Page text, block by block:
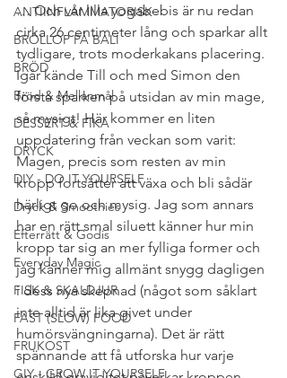
ANTIINFLAMMATORISK
BRÖLLOP PÅ BALI
BRÖD
Bröd & Mellanmål
DESSERT & FIKA
DRYCK
DIY - DO IT YOURSELF
Dryck & Smoothies
Efterrätt & Godis
Everyday Magic
FISK & SKALDJUR
FAST (SLOW) FOOD
FRUKOST
GIY - GROW IT YOURSELF
… Och vår lilla yogabebis är nu redan
cirka 26 centimeter lång och sparkar allt
tydligare, trots moderkakans placering.
Igår kände Till och med Simon den
första sparken på utsidan av min mage,
så mysigt! Här kommer en liten
uppdatering från veckan som varit:
Magen, precis som resten av min
kropp fortsätter att växa och bli sådär
härligt go och mysig. Jag som annars
har en rätt smal siluett känner hur min
kropp tar sig an mer fylliga former och
jag känner mig allmänt snygg dagligen
i dess nya skepnad (något som såklart
inte alltid är lika givet under
humörsvängningarna). Det är rätt
spännande att få utforska hur varje